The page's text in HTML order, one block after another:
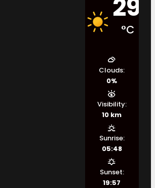
29
°C
Clouds:
0%
Visibility:
10 km
Sunrise:
05:48
Sunset:
19:57